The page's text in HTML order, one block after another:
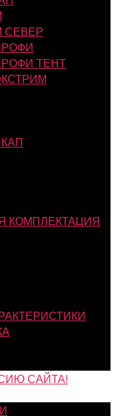
СЕВЕР
ТЕНТ
КОМПЛЕКТАЦИЯ
САЙТА!